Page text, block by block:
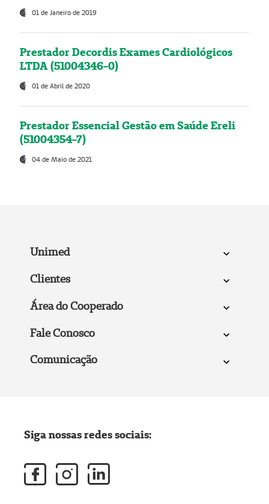
01 de Janeiro de 2019
Prestador Decordis Exames Cardiológicos
LTDA (51004346-0)
01 de Abril de 2020
Prestador Essencial Gestão em Saúde Ereli
(51004354-7)
04 de Maio de 2021
Unimed
Clientes
Área do Cooperado
Fale Conosco
Comunicação
Siga nossas redes sociais: